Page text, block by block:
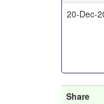
20-Dec-
Share